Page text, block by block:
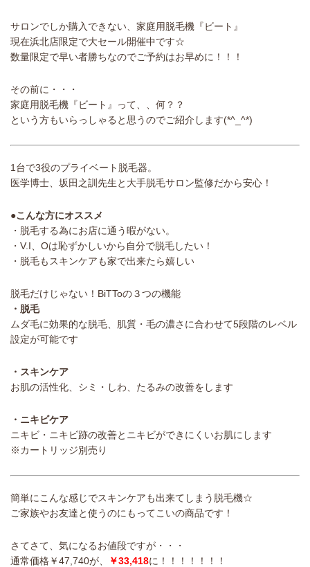
サロンでしか購入できない、家庭用脱毛機『ビート』
現在浜北店限定で大セール開催中です☆
数量限定で早い者勝ちなのでご予約はお早めに！！！
その前に・・・
家庭用脱毛機『ビート』って、、何？？
という方もいらっしゃると思うのでご紹介します(*^_^*)
1台で3役のプライベート脱毛器。
医学博士、坂田之訓先生と大手脱毛サロン監修だから安心！
●こんな方にオススメ
・脱毛する為にお店に通う暇がない。
・V.I、Oは恥ずかしいから自分で脱毛したい！
・脱毛もスキンケアも家で出来たら嬉しい
脱毛だけじゃない！BiTToの３つの機能
・脱毛
ムダ毛に効果的な脱毛、肌質・毛の濃さに合わせて5段階のレベル
設定が可能です
・スキンケア
お肌の活性化、シミ・しわ、たるみの改善をします
・ニキビケア
ニキビ・ニキビ跡の改善とニキビができにくいお肌にします
※カートリッジ別売り
簡単にこんな感じでスキンケアも出来てしまう脱毛機☆
ご家族やお友達と使うのにもってこいの商品です！
さてさて、気になるお値段ですが・・・
通常価格￥47,740が、
￥33,418に！！！！！！！